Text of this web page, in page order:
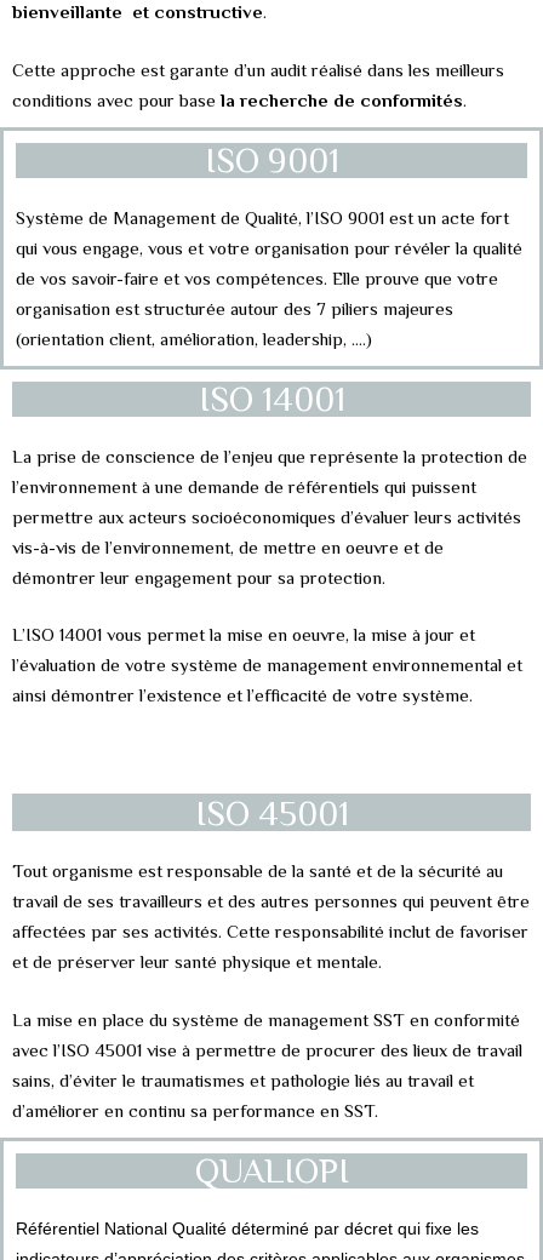
bienveillante et constructive.
Cette approche est garante d’un audit réalisé dans les meilleurs
conditions avec pour basela recherche de conformités.
ISO 9001
Système de Management de Qualité, l’ISO 9001 est un acte fort
qui vous engage, vous et votre organisation pour révéler la qualité
de vos savoir-faire et vos compétences. Elle prouve que votre
organisation est structurée autour des 7 piliers majeures
(orientation client, amélioration, leadership, ….)
ISO 14001
La prise de conscience de l’enjeu que représente la protection de
l’environnement à une demande de référentiels qui puissent
permettre aux acteurs socioéconomiques d’évaluer leurs activités
vis-à-vis de l’environnement, de mettre en oeuvre et de
démontrer leur engagement pour sa protection.
L’ISO 14001 vous permet la mise en oeuvre, la mise à jour et
l’évaluation de votre système de management environnemental et
ainsi démontrer l’existence et l’efficacité de votre système.
ISO 45001
Tout organisme est responsable de la santé et de la sécurité au
travail de ses travailleurs et des autres personnes qui peuvent être
affectées par ses activités. Cette responsabilité inclut de favoriser
et de préserver leur santé physique et mentale.
La mise en place du système de management SST en conformité
avec l’ISO 45001 vise à permettre de procurer des lieux de travail
sains, d’éviter le traumatismes et pathologie liés au travail et
d’améliorer en continu sa performance en SST.
QUALIOPI
Référentiel National Qualité déterminé par décret qui fixe les